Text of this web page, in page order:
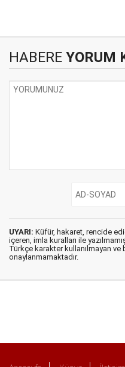
HABERE YORUM
UYARI: Küfür, hakaret, rencide
içeren, imla kuralları ile
Türkçe karakter kullanılmayan ve
onaylanmamaktadır.